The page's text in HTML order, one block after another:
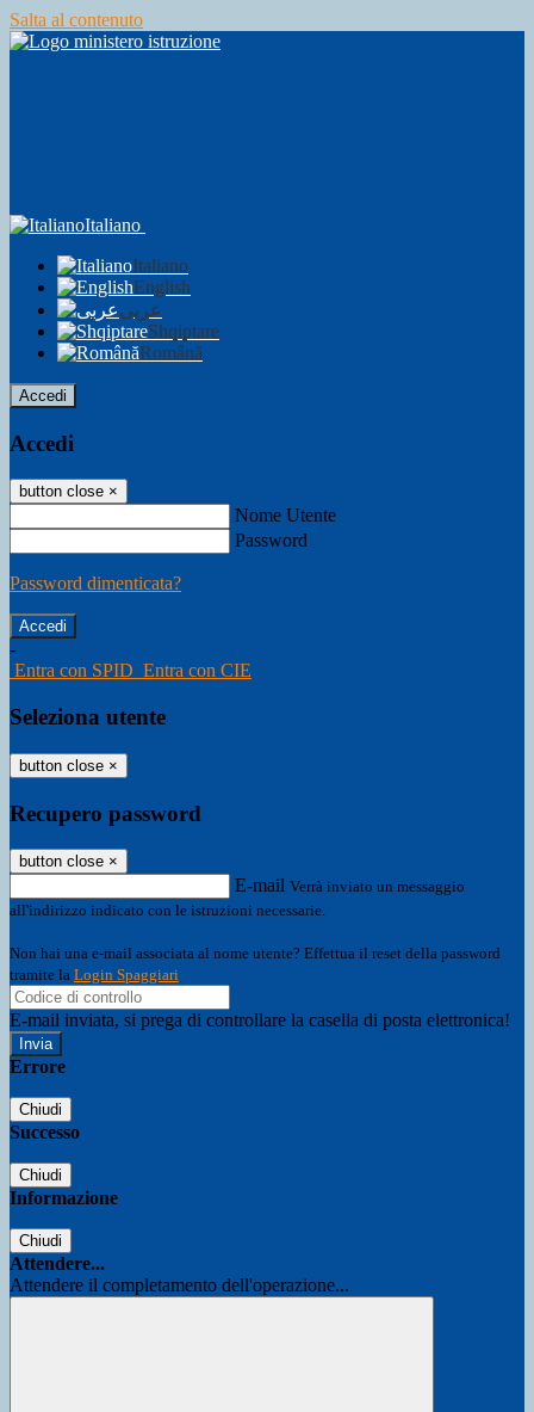
Salta al contenuto
Italiano
Italiano
English
عربى
Shqiptare
Română
Accedi
Accedi
button close ×
Nome Utente
Password
Password dimenticata?
-
Entra con SPID Entra con CIE
Seleziona utente
button close ×
Recupero password
button close ×
E-mail Verrà inviato un messaggio
all'indirizzo indicato con le istruzioni necessarie.
Non hai una e-mail associata al nome utente? Effettua il reset della password
tramite la Login Spaggiari
E-mail inviata, si prega di controllare la casella di posta elettronica!
Errore
Chiudi
Successo
Chiudi
Informazione
Chiudi
Attendere...
Attendere il completamento dell'operazione...